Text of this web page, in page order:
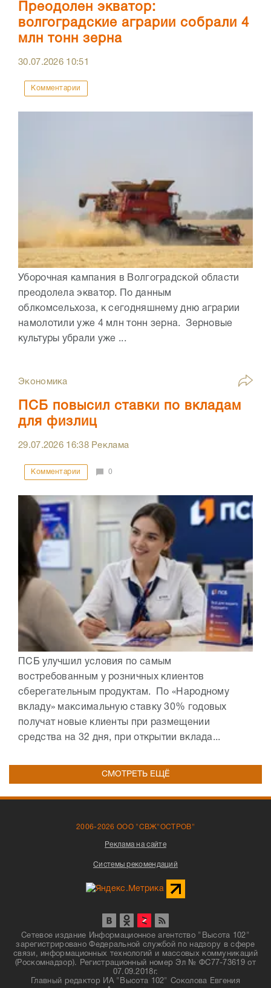
Преодолен экватор:
волгоградские аграрии собрали 4
млн тонн зерна
30.07.2026 10:51
Комментарии
Уборочная кампания в Волгоградской области
преодолела экватор. По данным
облкомсельхоза, к сегодняшнему дню аграрии
намолотили уже 4 млн тонн зерна. Зерновые
культуры убрали уже ...
Экономика
ПСБ повысил ставки по вкладам
для физлиц
29.07.2026 16:38Реклама
Комментарии 0
ПСБ улучшил условия по самым
востребованным у розничных клиентов
сберегательным продуктам. По «Народному
вкладу» максимальную ставку 30% годовых
получат новые клиенты при размещении
средства на 32 дня, при открытии вклада...
СМОТРЕТЬ ЕЩЁ
2006-2026 ООО "СВЖ"ОСТРОВ"
Реклама на сайте
Системы рекомендаций
Сетевое издание Информационное агентство "Высота 102"
зарегистрировано Федеральной службой по надзору в сфере
связи, информационных технологий и массовых коммуникаций
(Роскомнадзор). Регистрационный номер Эл № ФС77-73619 от
07.09.2018г.
Главный редактор ИА "Высота 102" Соколова Евгения